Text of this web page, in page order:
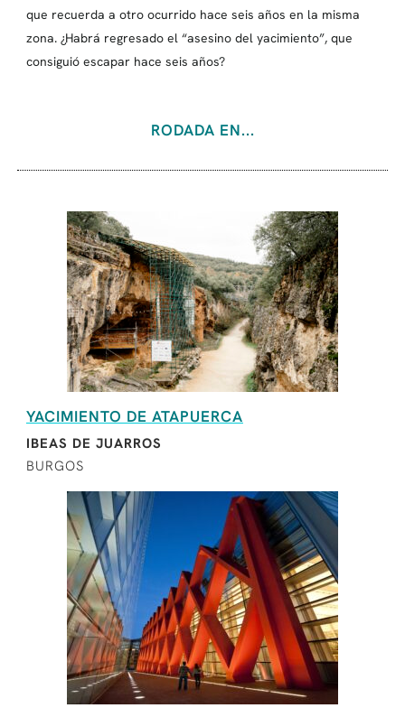
que recuerda a otro ocurrido hace seis años en la misma
zona. ¿Habrá regresado el “asesino del yacimiento”, que
consiguió escapar hace seis años?
RODADA EN...
YACIMIENTO DE ATAPUERCA
IBEAS DE JUARROS
BURGOS